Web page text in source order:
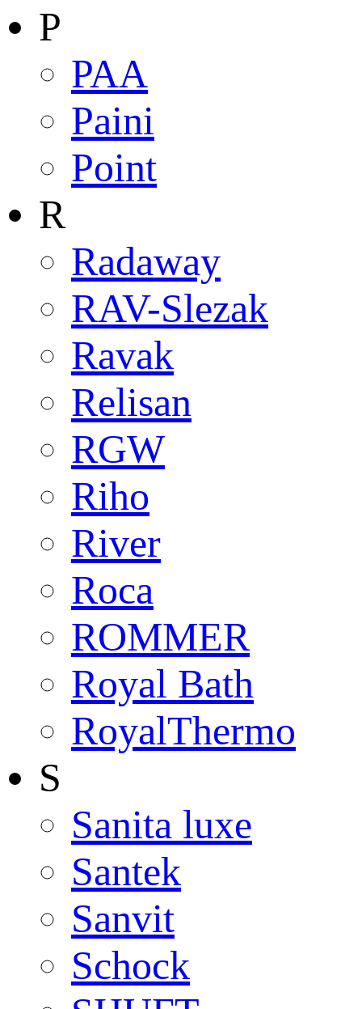
P
PAA
Paini
Point
R
Radaway
RAV-Slezak
Ravak
Relisan
RGW
Riho
River
Roca
ROMMER
Royal Bath
RoyalThermo
S
Sanita luxe
Santek
Sanvit
Schock